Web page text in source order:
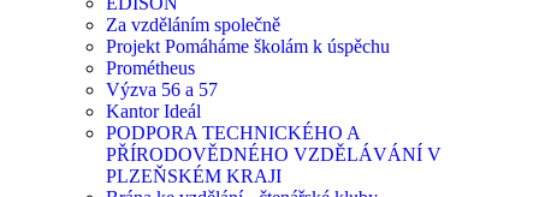
Za vzděláním společně
Projekt Pomáháme školám k úspěchu
Prométheus
Výzva 56 a 57
Kantor Ideál
PODPORA TECHNICKÉHO A
PŘÍRODOVĚDNÉHO VZDĚLÁVÁNÍ V
PLZEŇSKÉM KRAJI